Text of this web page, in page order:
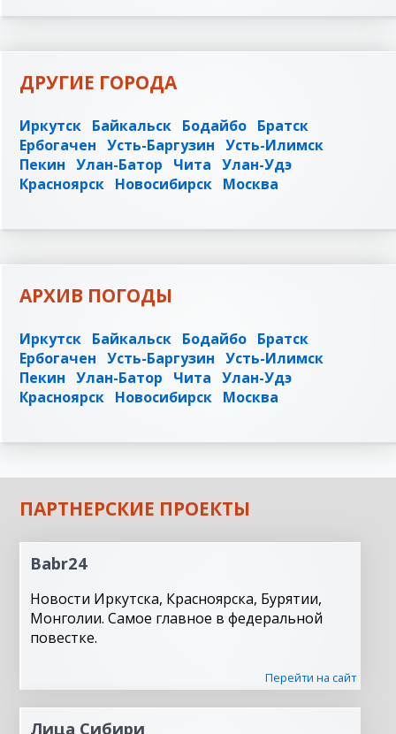
ДРУГИЕ ГОРОДА
Иркутск Байкальск Бодайбо Братск
Ербогачен Усть-Баргузин Усть-Илимск
Пекин Улан-Батор Чита Улан-Удэ
Красноярск Новосибирск Москва
АРХИВ ПОГОДЫ
Иркутск Байкальск Бодайбо Братск
Ербогачен Усть-Баргузин Усть-Илимск
Пекин Улан-Батор Чита Улан-Удэ
Красноярск Новосибирск Москва
ПАРТНЕРСКИЕ ПРОЕКТЫ
Babr24
Новости Иркутска, Красноярска, Бурятии,
Монголии. Самое главное в федеральной
повестке.
Перейти на сайт
Лица Сибири